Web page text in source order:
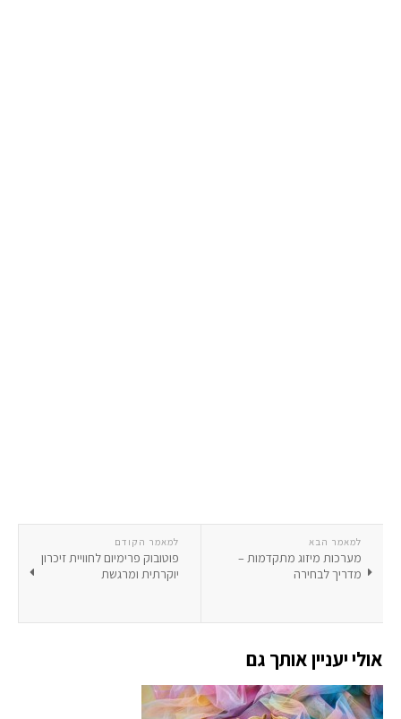
למאמר הקודם
פוטובוק פרימיום לחוויית זיכרון
יוקרתית ומרגשת
למאמר הבא
מערכות מיזוג מתקדמות –
מדריך לבחירה
אולי יעניין אותך גם